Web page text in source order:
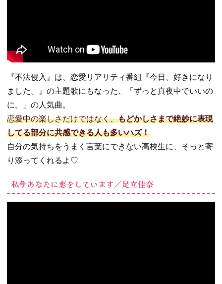
『不法侵入』は、恋愛リアリティ番組『今日、好きになり
ました。』の主題歌にもなった、「ずっと真夜中でいいの
に。」の人気曲。
恋愛中の楽しさだけではなく、もどかしさまで絶妙に表現
してる部分に共感できる人も多いハズ！
自分の気持ちをうまく言葉にできない高校生に、そっと寄
り添ってくれるよ♡
私今あなたに恋をしています／足立佳奈